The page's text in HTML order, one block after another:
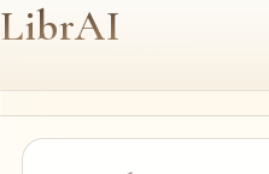
LibrAI